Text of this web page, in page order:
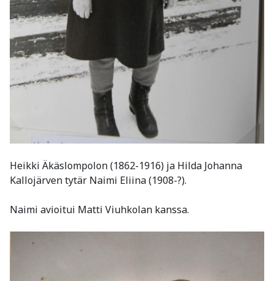
Heikki Äkäslompolon (1862-1916) ja Hilda Johanna
Kallojärven tytär Naimi Eliina (1908-?).
Naimi avioitui Matti Viuhkolan kanssa.